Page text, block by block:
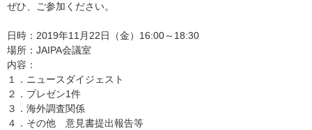
ぜひ、ご参加ください。
日時：2019年11月22日（金）16:00～18:30
場所：JAIPA会議室
内容：
１．ニュースダイジェスト
２．プレゼン1件
３．海外調査関係
４．その他 意見書提出報告等